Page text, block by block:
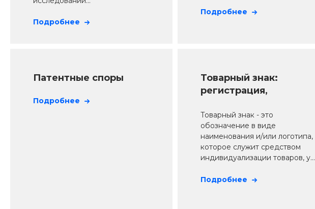
Подробнее
Подробнее
Патентные споры
Подробнее
Товарный знак:
регистрация,
Товарный знак - это
обозначение в виде
наименования и/или логотипа,
которое служит средством
индивидуализации товаров, у...
Подробнее